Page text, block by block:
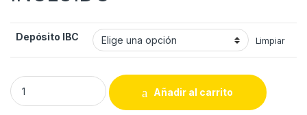
Depósito IBC Limpiar
Depósito IBC quantity
Añadir al carrito